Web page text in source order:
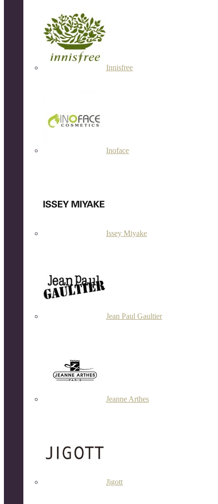
Innisfree
Inoface
Issey Miyake
Jean Paul Gaultier
Jeanne Arthes
Jigott